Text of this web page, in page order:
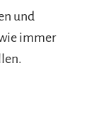
und
immer